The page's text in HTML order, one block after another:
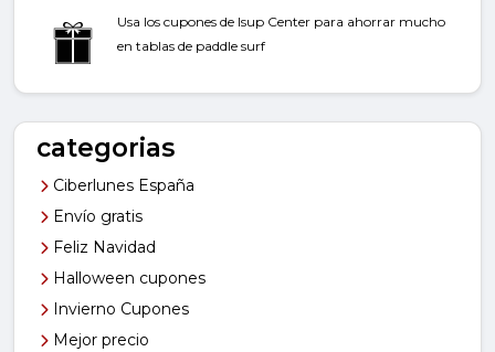
Usa los cupones de Isup Center para ahorrar mucho
en tablas de paddle surf
categorias
Ciberlunes España
Envío gratis
Feliz Navidad
Halloween cupones
Invierno Cupones
Mejor precio